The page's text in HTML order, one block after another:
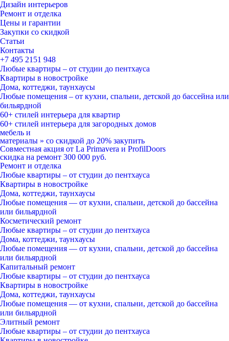
Дизайн интерьеров
Ремонт и отделка
Цены и гарантии
Закупки со скидкой
Статьи
Контакты
+7 495 2151 948
Любые квартиры – от студии до пентхауса
Квартиры в новостройке
Дома, коттеджи, таунхаусы
Любые помещения – от кухни, спальни, детской до бассейна или
бильярдной
60+ стилей интерьера для квартир
60+ стилей интерьера для загородных домов
мебель и
материалы » со скидкой до 20% закупить
Совместная акция от La Primavera и ProfilDoors
скидка на ремонт 300 000 руб.
Ремонт и отделка
Любые квартиры – от студии до пентхауса
Квартиры в новостройке
Дома, коттеджи, таунхаусы
Любые помещения — от кухни, спальни, детской до бассейна
или бильярдной
Косметический ремонт
Любые квартиры – от студии до пентхауса
Дома, коттеджи, таунхаусы
Любые помещения — от кухни, спальни, детской до бассейна
или бильярдной
Капитальный ремонт
Любые квартиры – от студии до пентхауса
Квартиры в новостройке
Дома, коттеджи, таунхаусы
Любые помещения — от кухни, спальни, детской до бассейна
или бильярдной
Элитный ремонт
Любые квартиры – от студии до пентхауса